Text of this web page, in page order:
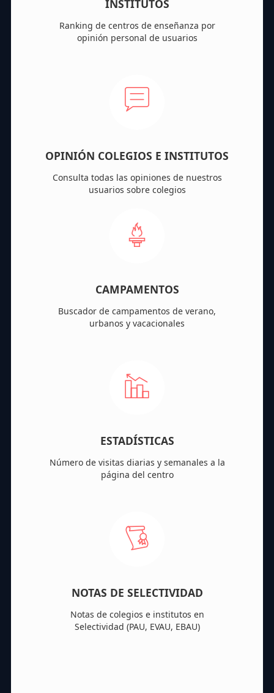
INSTITUTOS
Ranking de centros de enseñanza por
opinión personal de usuarios
OPINIÓN COLEGIOS E INSTITUTOS
Consulta todas las opiniones de nuestros
usuarios sobre colegios
CAMPAMENTOS
Buscador de campamentos de verano,
urbanos y vacacionales
ESTADÍSTICAS
Número de visitas diarias y semanales a la
página del centro
NOTAS DE SELECTIVIDAD
Notas de colegios e institutos en
Selectividad (PAU, EVAU, EBAU)